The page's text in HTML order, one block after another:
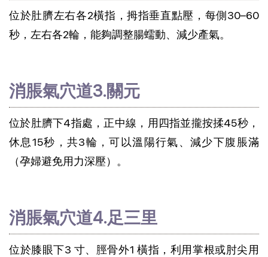
位於肚臍左右各2橫指，拇指垂直點壓，每側30–60
秒，左右各2輪，能夠調整腸蠕動、減少產氣。
消脹氣穴道3.關元
位於肚臍下4指處，正中線，用四指並攏按揉45秒，
休息15秒，共3輪，可以溫陽行氣、減少下腹脹滿
（孕婦避免用力深壓）。
消脹氣穴道4.足三里
位於膝眼下3 寸、脛骨外1 橫指，利用掌根或肘尖用